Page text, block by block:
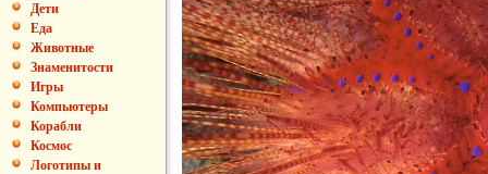
Дети
Еда
Животные
Знаменитости
Игры
Компьютеры
Корабли
Космос
Логотипы и